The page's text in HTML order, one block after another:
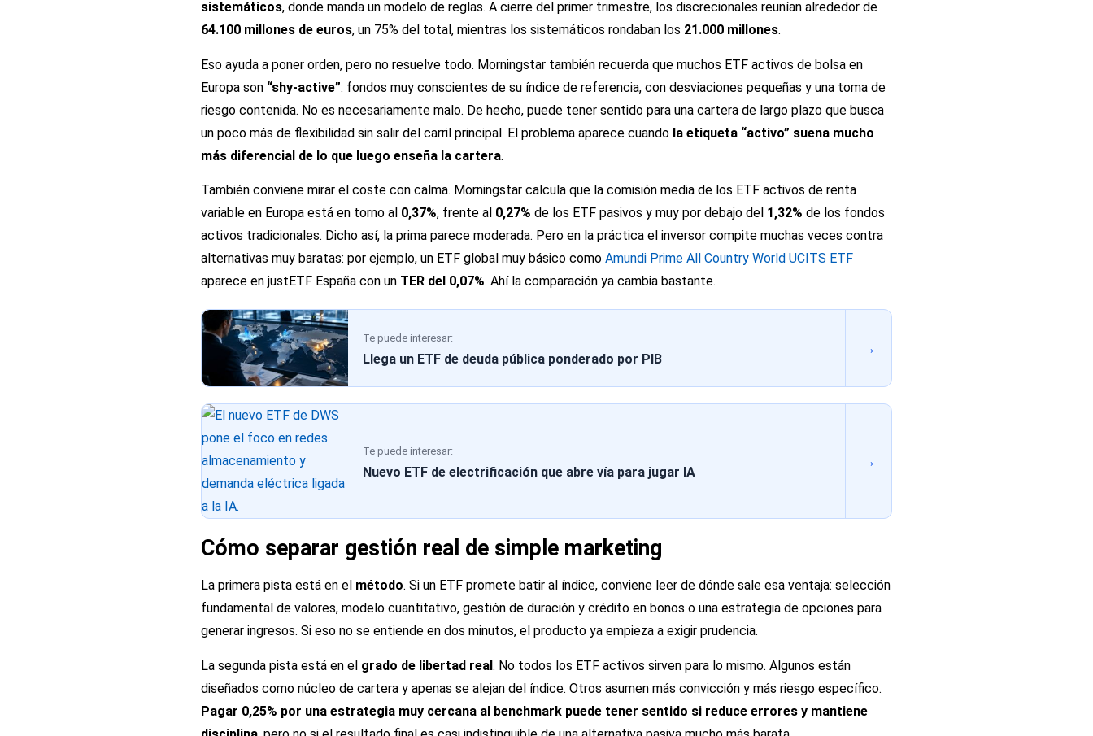
sistemáticos, donde manda un modelo de reglas. A cierre del primer trimestre, los discrecionales reunían alrededor de
64.100 millones de euros, un 75% del total, mientras los sistemáticos rondaban los 21.000 millones.
Eso ayuda a poner orden, pero no resuelve todo. Morningstar también recuerda que muchos ETF activos de bolsa en
Europa son “shy-active”: fondos muy conscientes de su índice de referencia, con desviaciones pequeñas y una toma de
riesgo contenida. No es necesariamente malo. De hecho, puede tener sentido para una cartera de largo plazo que busca
un poco más de flexibilidad sin salir del carril principal. El problema aparece cuando la etiqueta “activo” suena mucho
más diferencial de lo que luego enseña la cartera.
También conviene mirar el coste con calma. Morningstar calcula que la comisión media de los ETF activos de renta
variable en Europa está en torno al 0,37%, frente al 0,27% de los ETF pasivos y muy por debajo del 1,32% de los fondos
activos tradicionales. Dicho así, la prima parece moderada. Pero en la práctica el inversor compite muchas veces contra
alternativas muy baratas: por ejemplo, un ETF global muy básico como Amundi Prime All Country World UCITS ETF
aparece en justETF España con un TER del 0,07%. Ahí la comparación ya cambia bastante.
Te puede interesar:
Llega un ETF de deuda pública ponderado por PIB
→
Te puede interesar:
Nuevo ETF de electrificación que abre vía para jugar IA
→
Cómo separar gestión real de simple marketing
La primera pista está en el método. Si un ETF promete batir al índice, conviene leer de dónde sale esa ventaja: selección
fundamental de valores, modelo cuantitativo, gestión de duración y crédito en bonos o una estrategia de opciones para
generar ingresos. Si eso no se entiende en dos minutos, el producto ya empieza a exigir prudencia.
La segunda pista está en el grado de libertad real. No todos los ETF activos sirven para lo mismo. Algunos están
diseñados como núcleo de cartera y apenas se alejan del índice. Otros asumen más convicción y más riesgo específico.
Pagar 0,25% por una estrategia muy cercana al benchmark puede tener sentido si reduce errores y mantiene